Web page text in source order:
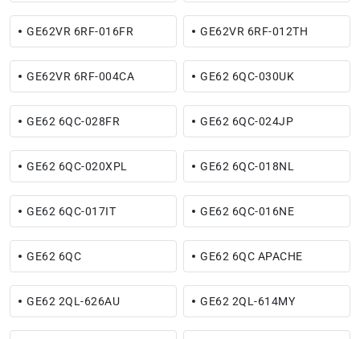
GE62VR 6RF-016FR GE62VR 6RF-012TH
GE62VR 6RF-004CA GE62 6QC-030UK
GE62 6QC-028FR GE62 6QC-024JP
GE62 6QC-020XPL GE62 6QC-018NL
GE62 6QC-017IT GE62 6QC-016NE
GE62 6QC GE62 6QC APACHE
GE62 2QL-626AU GE62 2QL-614MY